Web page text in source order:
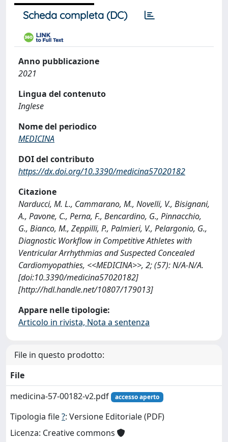
Scheda completa (DC)
Anno pubblicazione
2021
Lingua del contenuto
Inglese
Nome del periodico
MEDICINA
DOI del contributo
https://dx.doi.org/10.3390/medicina57020182
Citazione
Narducci, M. L., Cammarano, M., Novelli, V., Bisignani,
A., Pavone, C., Perna, F., Bencardino, G., Pinnacchio,
G., Bianco, M., Zeppilli, P., Palmieri, V., Pelargonio, G.,
Diagnostic Workflow in Competitive Athletes with
Ventricular Arrhythmias and Suspected Concealed
Cardiomyopathies, <<MEDICINA>>, 2; (57): N/A-N/A.
[doi:10.3390/medicina57020182]
[http://hdl.handle.net/10807/179013]
Appare nelle tipologie:
Articolo in rivista, Nota a sentenza
File in questo prodotto:
File
medicina-57-00182-v2.pdf
accesso aperto
Tipologia file?: Versione Editoriale (PDF)
Licenza: Creative commons